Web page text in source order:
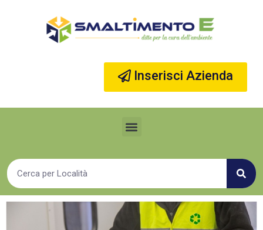
Inserisci Azienda